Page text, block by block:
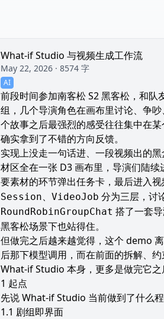
What-if Studio 与视频生成工作流
May 22, 2026 · 8574 字
AI
前段时间参加南客松 S2 黑客松，和队
组，几个导演角色在画布里讨论、争
个故事之后最强烈的感受往往集中在
确实拿到了不错的方向反馈。
实现上没走一句话进、一段视频出的
材区全在一张 D3 画布里，导演们陆
要素材的环节弹出任务卡，最后进入
Session、 VideoJob 分为三层，讨
RoundRobinGroupChat 搭了一套
黑客松场景下也站得住。
但做完之后越来越觉得，这个 demo
后那下模型调用，而在前面的拆解、
What-if Studio 本身，更多是做完它之
起点
先说 What-if Studio 当前做到了什么程
剧组即界面